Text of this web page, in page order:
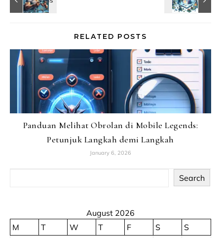
RELATED POSTS
Panduan Melihat Obrolan di Mobile Legends:
Petunjuk Langkah demi Langkah
January 6, 2026
Search
August 2026
M
T W T F S
S